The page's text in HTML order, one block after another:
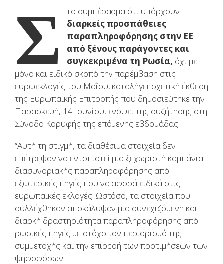
Σ
το συμπέρασμα ότι υπάρχουν
διαρκείς προσπάθειες
παραπληροφόρησης στην ΕΕ
από ξένους παράγοντες και
συγκεκριμένα τη Ρωσία, όχι με
μόνο και ειδικό σκοπό την παρέμβαση στις
ευρωεκλογές του Μαΐου, καταλήγει σχετική έκθεση
της Ευρωπαϊκής Επιτροπής που δημοσιεύτηκε την
Παρασκευή, 14 Ιουνίου, ενόψει της συζήτησης στη
Σύνοδο Κορυφής της επόμενης εβδομάδας.
“Αυτή τη στιγμή, τα διαθέσιμα στοιχεία δεν
επέτρεψαν να εντοπιστεί μια ξεχωριστή καμπάνια
διασυνοριακής παραπληροφόρησης από
εξωτερικές πηγές που να αφορά ειδικά στις
ευρωπαϊκές εκλογές. Ωστόσο, τα στοιχεία που
συλλέχθηκαν αποκάλυψαν μια συνεχιζόμενη και
διαρκή δραστηριότητα παραπληροφόρησης από
ρωσικές πηγές με στόχο τον περιορισμό της
συμμετοχής και την επιρροή των προτιμήσεων των
ψηφοφόρων.